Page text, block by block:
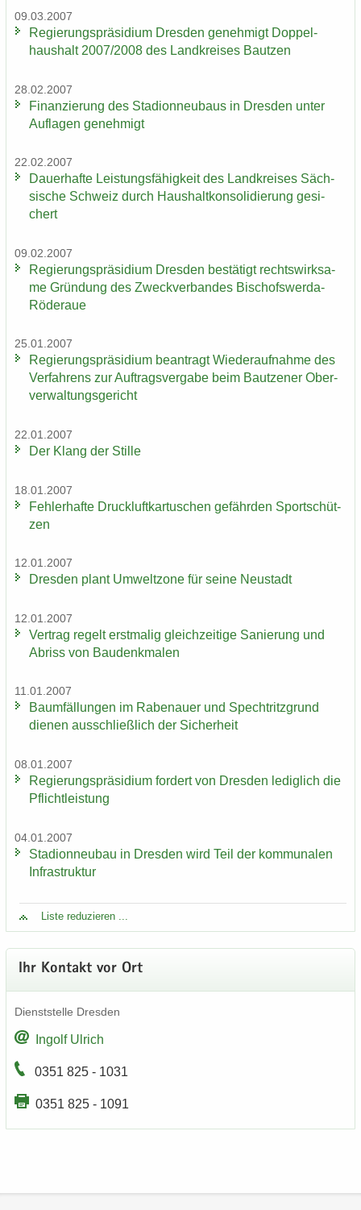
09.03.2007
Re­gie­rungs­prä­si­di­um Dres­den ge­neh­migt Dop­pel­
haus­halt 2007/2008 des Land­krei­ses Baut­zen
28.02.2007
Fi­nan­zie­rung des Sta­di­on­neu­baus in Dres­den unter
Auf­la­gen ge­neh­migt
22.02.2007
Dau­er­haf­te Leis­tungs­fä­hig­keit des Land­krei­ses Säch­
si­sche Schweiz durch Haus­halt­kon­so­li­die­rung ge­si­
chert
09.02.2007
Re­gie­rungs­prä­si­di­um Dres­den be­stä­tigt rechts­wirk­sa­
me Grün­dung des Zweck­ver­ban­des Bischofswerda-​
Röderaue
25.01.2007
Re­gie­rungs­prä­si­di­um be­an­tragt Wie­der­auf­nah­me des
Ver­fah­rens zur Auf­trags­ver­ga­be beim Baut­zener Ober­
ver­wal­tungs­ge­richt
22.01.2007
Der Klang der Stil­le
18.01.2007
Feh­ler­haf­te Druck­luft­kar­tu­schen ge­fähr­den Sport­schüt­
zen
12.01.2007
Dres­den plant Um­welt­zo­ne für seine Neu­stadt
12.01.2007
Ver­trag re­gelt erst­ma­lig gleich­zei­ti­ge Sa­nie­rung und
Ab­riss von Bau­denk­ma­len
11.01.2007
Baum­fäl­lun­gen im Ra­be­nau­er und Spech­tritz­grund
die­nen aus­schließ­lich der Si­cher­heit
08.01.2007
Re­gie­rungs­prä­si­di­um for­dert von Dres­den le­dig­lich die
Pflicht­leis­tung
04.01.2007
Sta­di­on­neu­bau in Dres­den wird Teil der kom­mu­na­len
In­fra­struk­tur
Liste re­du­zie­ren ...
Ihr Kon­takt vor Ort
Dienst­stel­le Dres­den
In­golf Ul­rich
0351 825 - 1031
0351 825 - 1091